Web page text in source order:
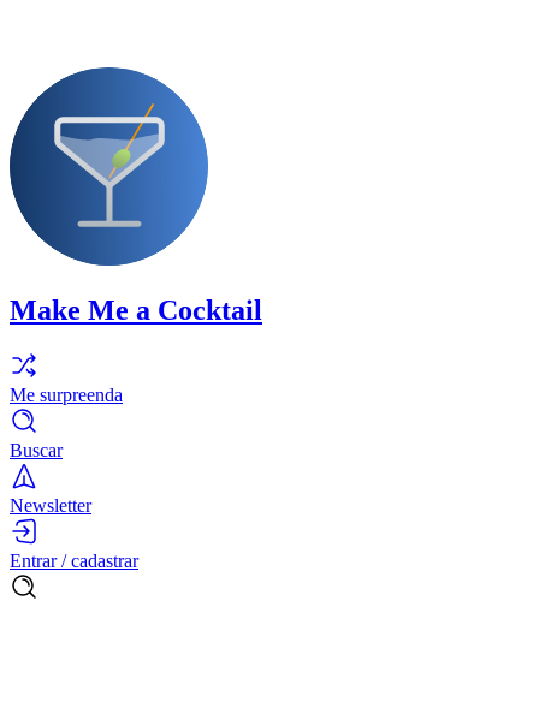
Make Me a Cocktail
Me surpreenda
Buscar
Newsletter
Entrar / cadastrar